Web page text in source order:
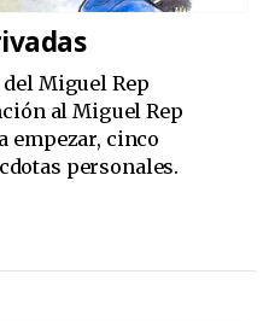
Miguel Rep
al Miguel Rep
empezar, cinco
personales.